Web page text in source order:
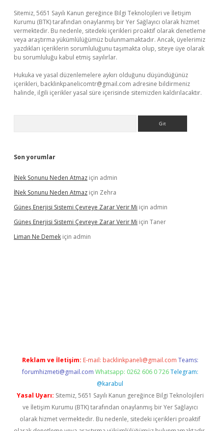
Sitemiz, 5651 Sayılı Kanun gereğince Bilgi Teknolojileri ve İletişim
Kurumu (BTK) tarafından onaylanmış bir Yer Sağlayıcı olarak hizmet
vermektedir. Bu nedenle, sitedeki içerikleri proaktif olarak denetleme
veya araştırma yükümlülüğümüz bulunmamaktadır. Ancak, üyelerimiz
yazdıkları içeriklerin sorumluluğunu taşımakta olup, siteye üye olarak
bu sorumluluğu kabul etmiş sayılırlar.
Hukuka ve yasal düzenlemelere aykırı olduğunu düşündüğünüz
içerikleri, backlinkpanelicomtr@gmail.com adresine bildirmeniz
halinde, ilgili içerikler yasal süre içerisinde sitemizden kaldırılacaktır.
Son yorumlar
İNek Sonunu Neden Atmaz için admin
İNek Sonunu Neden Atmaz için Zehra
Güneş Enerjisi Sistemi Çevreye Zarar Verir Mi için admin
Güneş Enerjisi Sistemi Çevreye Zarar Verir Mi için Taner
Liman Ne Demek için admin
Reklam ve İletişim: E-mail: backlinkpaneli@gmail.com Teams:
forumhizmeti@gmail.com Whatsapp: 0262 606 0 726 Telegram:
@karabul
Yasal Uyarı: Sitemiz, 5651 Sayılı Kanun gereğince Bilgi Teknolojileri
ve İletişim Kurumu (BTK) tarafından onaylanmış bir Yer Sağlayıcı
olarak hizmet vermektedir. Bu nedenle, sitedeki içerikleri proaktif